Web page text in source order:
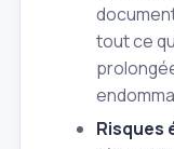
tout ce
Risques